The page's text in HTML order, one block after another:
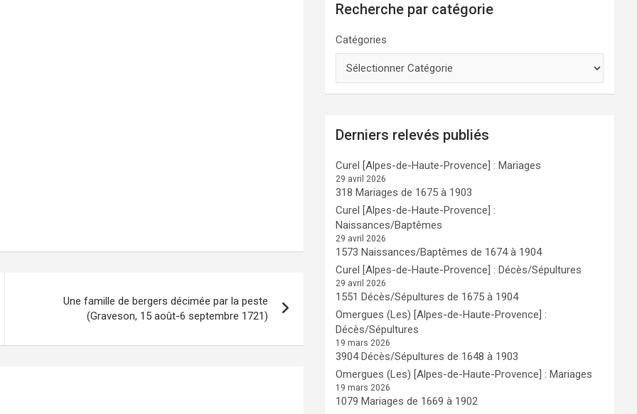
Une famille de bergers décimée par la peste
(Graveson, 15 août-6 septembre 1721)
Recherche par catégorie
Catégories
Derniers relevés publiés
Curel [Alpes-de-Haute-Provence] : Mariages
29 avril 2026
318 Mariages de 1675 à 1903
Curel [Alpes-de-Haute-Provence] :
Naissances/Baptêmes
29 avril 2026
1573 Naissances/Baptêmes de 1674 à 1904
Curel [Alpes-de-Haute-Provence] : Décès/Sépultures
29 avril 2026
1551 Décès/Sépultures de 1675 à 1904
Omergues (Les) [Alpes-de-Haute-Provence] :
Décès/Sépultures
19 mars 2026
3904 Décès/Sépultures de 1648 à 1903
Omergues (Les) [Alpes-de-Haute-Provence] : Mariages
19 mars 2026
1079 Mariages de 1669 à 1902